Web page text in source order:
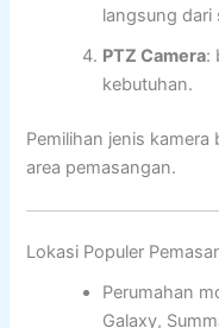
langsung dari
PTZ Camera:
kebutuhan.
Pemilihan jenis
area pemasangan.
Lokasi Populer
Perumahan
Galaxy,